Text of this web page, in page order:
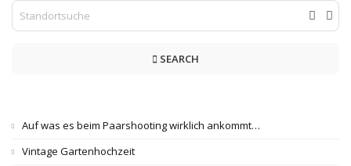
SEARCH
Auf was es beim Paarshooting wirklich ankommt…
Vintage Gartenhochzeit